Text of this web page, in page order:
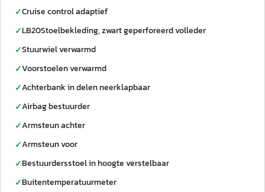
✓Cruise control adaptief
✓LB20Stoelbekleding, zwart geperforeerd volleder
✓Stuurwiel verwarmd
✓Voorstoelen verwarmd
✓Achterbank in delen neerklapbaar
✓Airbag bestuurder
✓Armsteun achter
✓Armsteun voor
✓Bestuurdersstoel in hoogte verstelbaar
✓Buitentemperatuurmeter